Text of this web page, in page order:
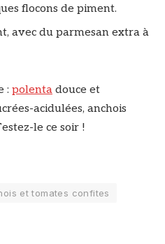
flocons de piment.
avec du parmesan extra à
: polenta douce et
acidulées, anchois
le ce soir !
et tomates confites